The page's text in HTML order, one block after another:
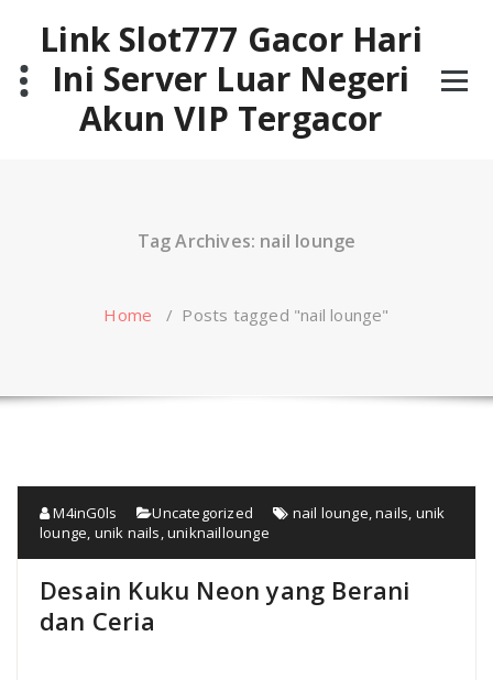
contentLink Slot777 Gacor Hari
Ini Server Luar Negeri
Akun VIP Tergacor
Tag Archives: nail lounge
Home / Posts tagged "nail lounge"
M4inG0ls Uncategorized nail lounge ,nails unik
lounge unik nails ,uniknaillounge
Desain Kuku Neon yang Berani
dan Ceria